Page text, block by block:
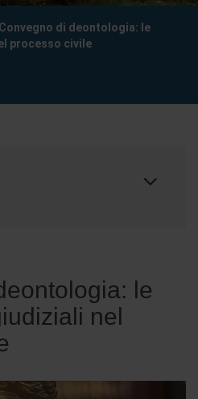
Convegno di deontologia: le
processo civile
le
nel